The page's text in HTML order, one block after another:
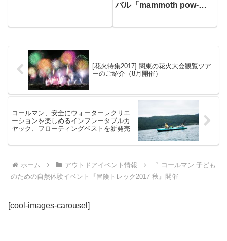
バル「mammoth pow-
[花火特集2017] 関東の花火大会観覧ツア
ーのご紹介（8月開催）
コールマン、安全にウォーターレクリエ
ーションを楽しめるインフレータブルカ
ヤック、フローティングベストを新発売
ホーム アウトドアイベント情報
コールマン 子ども
のための自然体験イベント『冒険トレック2017 秋』開催
[cool-images-carousel]